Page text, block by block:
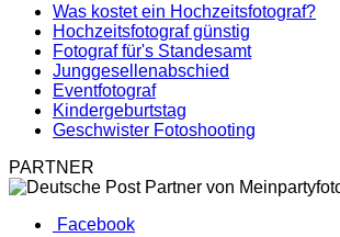
Was kostet ein Hochzeitsfotograf?
Hochzeitsfotograf günstig
Fotograf für's Standesamt
Junggesellenabschied
Eventfotograf
Kindergeburtstag
Geschwister Fotoshooting
PARTNER
Facebook